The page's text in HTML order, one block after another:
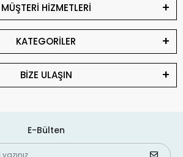
MÜŞTERİ HİZMETLERİ
KATEGORİLER
BİZE ULAŞIN
E-Bülten